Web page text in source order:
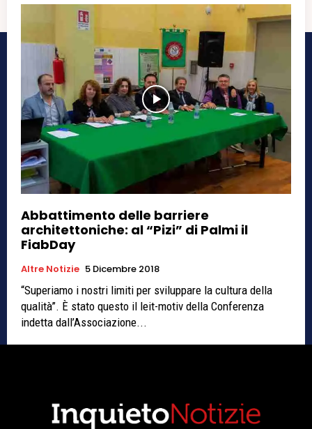
Abbattimento delle barriere
architettoniche: al “Pizi” di Palmi il
FiabDay
Altre Notizie 5 Dicembre 2018
“Superiamo i nostri limiti per sviluppare la cultura della
qualità”. È stato questo il leit-motiv della Conferenza
indetta dall’Associazione...